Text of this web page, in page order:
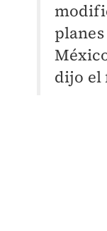
dijo el